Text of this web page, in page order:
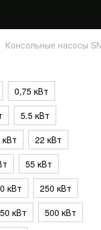
Консольные насосы
0,75 кВт
5.5 кВт
кВт
22 кВт
55 кВт
кВт
250 кВт
кВт
500 кВт